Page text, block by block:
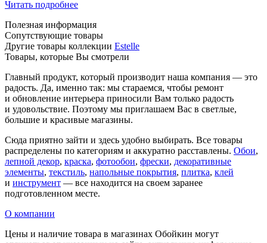
Читать подробнее
Полезная информация
Сопутствующие товары
Другие товары коллекции Estelle
Товары, которые Вы смотрели
Главный продукт, который производит наша компания — это
радость. Да, именно так: мы стараемся, чтобы ремонт
и обновление интерьера приносили Вам только радость
и удовольствие. Поэтому мы приглашаем Вас в светлые,
большие и красивые магазины.
Сюда приятно зайти и здесь удобно выбирать. Все товары
распределены по категориям и аккуратно расставлены. Обои,
лепной декор, краска, фотообои, фрески, декоративные
элементы, текстиль, напольные покрытия, плитка, клей
и инструмент — все находится на своем заранее
подготовленном месте.
О компании
Цены и наличие товара в магазинах Обойкин могут